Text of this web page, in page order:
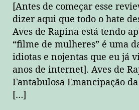
[Antes de começar esse
dizer aqui que todo o hate
Aves de Rapina está tendo
“filme de mulheres” é uma
idiotas e nojentas que eu já
anos de internet]. Aves de
Fantabulosa Emancipação
[…]